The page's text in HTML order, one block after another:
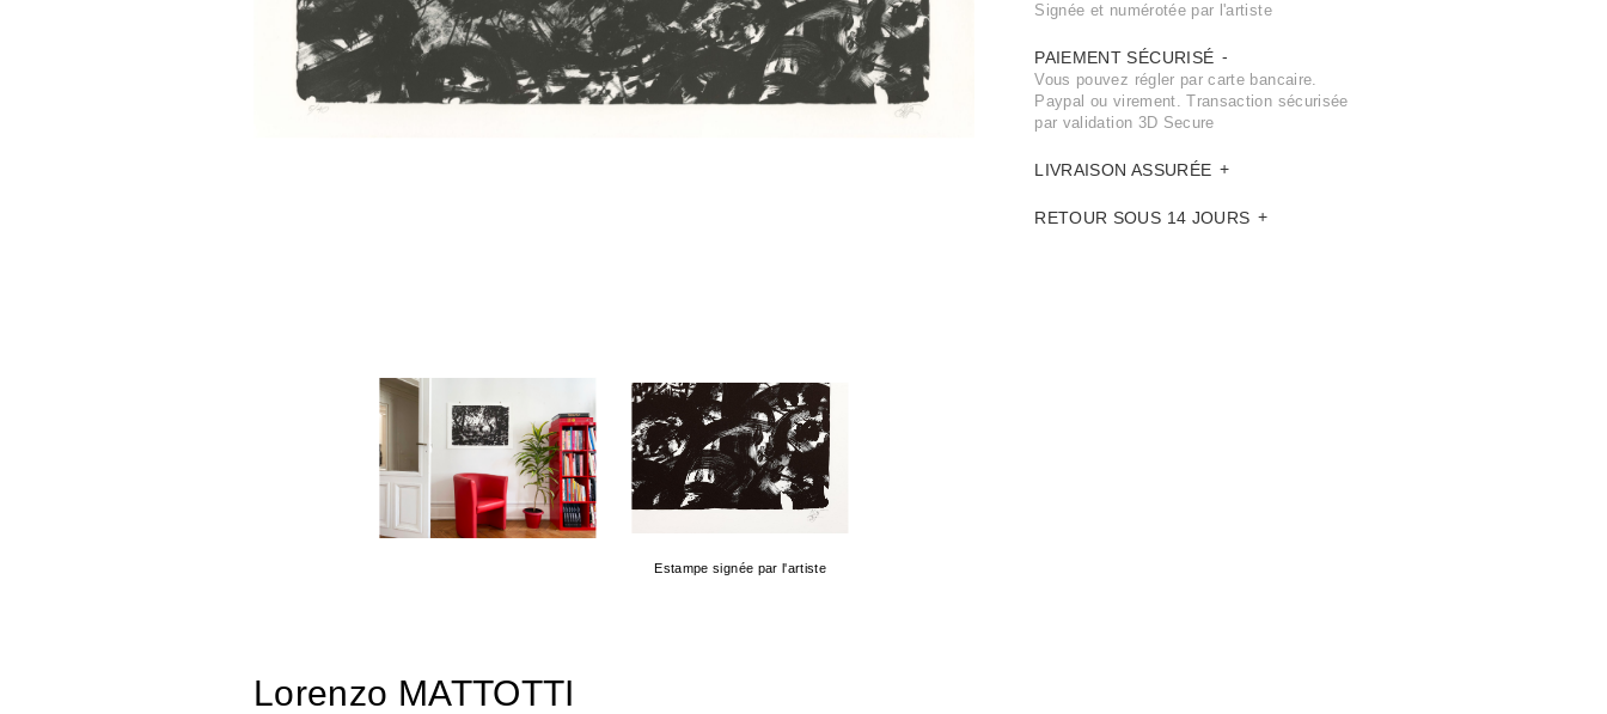
Estampe signée par l'artiste
Lorenzo MATTOTTI
Signée et numérotée par l'artiste
PAIEMENT SÉCURISÉ
Vous pouvez régler par carte bancaire.
Paypal ou virement. Transaction sécurisée
par validation 3D Secure
LIVRAISON ASSURÉE
RETOUR SOUS 14 JOURS